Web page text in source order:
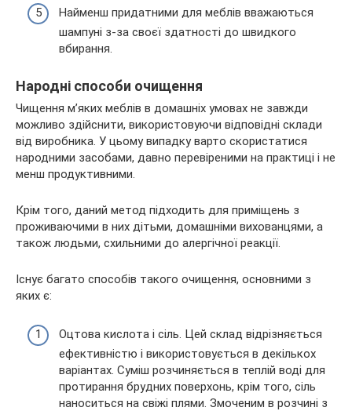
Найменш придатними для меблів вважаються
шампуні з-за своєї здатності до швидкого
вбирання.
Народні способи очищення
Чищення м’яких меблів в домашніх умовах не завжди
можливо здійснити, використовуючи відповідні склади
від виробника. У цьому випадку варто скористатися
народними засобами, давно перевіреними на практиці і не
менш продуктивними.
Крім того, даний метод підходить для приміщень з
проживаючими в них дітьми, домашніми вихованцями, а
також людьми, схильними до алергічної реакції.
Існує багато способів такого очищення, основними з
яких є:
Оцтова кислота і сіль. Цей склад відрізняється
ефективністю і використовується в декількох
варіантах. Суміш розчиняється в теплій воді для
протирання брудних поверхонь, крім того, сіль
наноситься на свіжі плями. Змоченим в розчині з